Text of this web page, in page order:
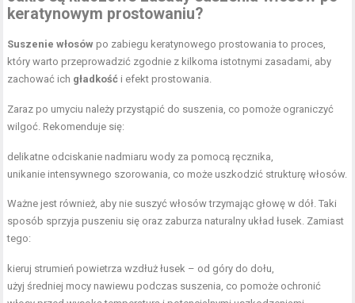
keratynowym prostowaniu?
Suszenie włosów po zabiegu keratynowego prostowania to proces,
który warto przeprowadzić zgodnie z kilkoma istotnymi zasadami, aby
zachować ich gładkość i efekt prostowania.
Zaraz po umyciu należy przystąpić do suszenia, co pomoże ograniczyć
wilgoć. Rekomenduje się:
delikatne odciskanie nadmiaru wody za pomocą ręcznika,
unikanie intensywnego szorowania, co może uszkodzić strukturę włosów.
Ważne jest również, aby nie suszyć włosów trzymając głowę w dół. Taki
sposób sprzyja puszeniu się oraz zaburza naturalny układ łusek. Zamiast
tego:
kieruj strumień powietrza wzdłuż łusek – od góry do dołu,
użyj średniej mocy nawiewu podczas suszenia, co pomoże ochronić